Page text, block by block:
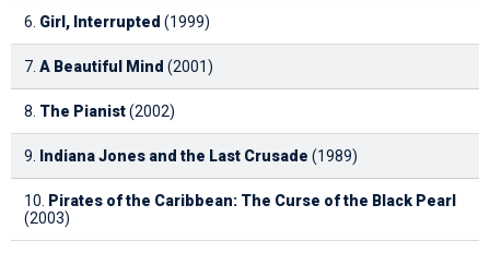
6. Girl, Interrupted (1999)
7. A Beautiful Mind (2001)
8. The Pianist(2002)
9. Indiana Jones and the Last Crusade (1989)
10.
Pirates of the Caribbean: The Curse of the Black Pearl
(2003)